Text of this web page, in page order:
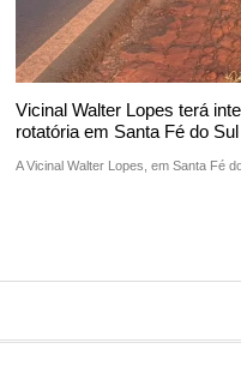
Vicinal Walter Lopes terá
rotatória em Santa Fé do Sul
A Vicinal Walter Lopes, em Santa Fé